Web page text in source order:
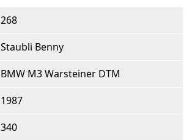
268
Staubli Benny
BMW M3 Warsteiner DTM
1987
340